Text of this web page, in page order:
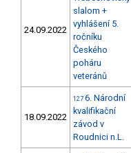
24.09.2022
slalom +
vyhlášení 5.
ročníku
Českého
poháru
veteránů
18.09.2022
127 6. Národní
kvalifikační
závod v
Roudnici n.L.